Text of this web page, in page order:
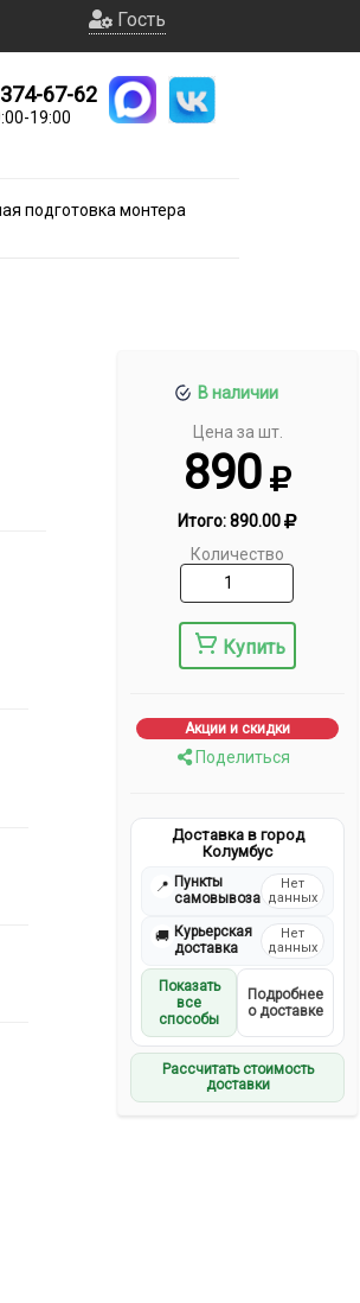
Гость
67-62
19:00
подготовка монтера
В наличии
Цена за шт.
890
Итого:890.00
Количество
Купить
Акции и скидки
Поделиться
Доставка в город
Колумбус
📍 Пункты
самовывоза
Нет
данных
🚚 Курьерская
доставка
Нет
данных
Показать
все
способы
Подробнее
о доставке
Рассчитать стоимость
доставки